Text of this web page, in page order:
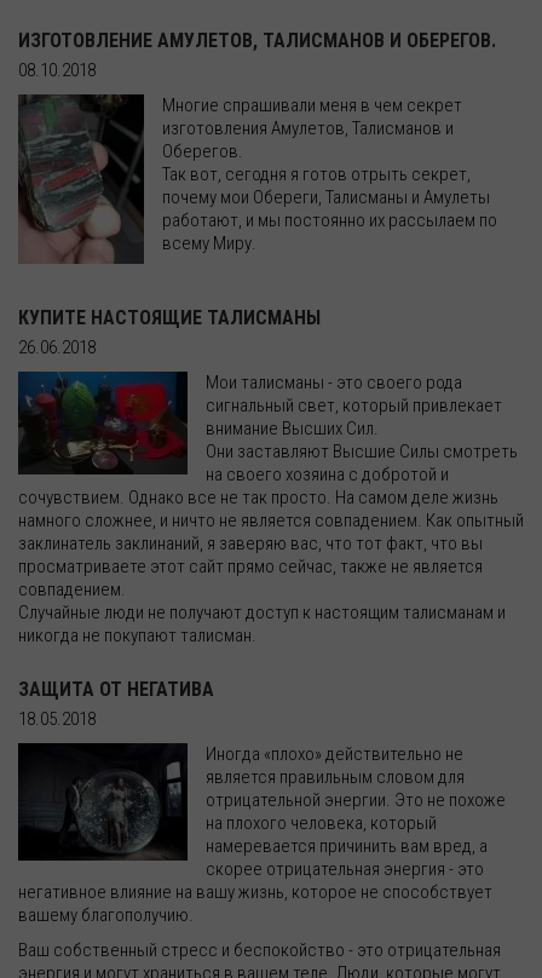
ИЗГОТОВЛЕНИЕ АМУЛЕТОВ, ТАЛИСМАНОВ И ОБЕРЕГОВ.
08.10.2018
Многие спрашивали меня в чем секрет
изготовления Амулетов, Талисманов и
Оберегов.
Так вот, сегодня я готов отрыть секрет,
почему мои Обереги, Талисманы и Амулеты
работают, и мы постоянно их рассылаем по
всему Миру.
КУПИТЕ НАСТОЯЩИЕ ТАЛИСМАНЫ
26.06.2018
Мои талисманы - это своего рода
сигнальный свет, который привлекает
внимание Высших Сил.
Они заставляют Высшие Силы смотреть
на своего хозяина с добротой и
сочувствием. Однако все не так просто. На самом деле жизнь
намного сложнее, и ничто не является совпадением. Как опытный
заклинатель заклинаний, я заверяю вас, что тот факт, что вы
просматриваете этот сайт прямо сейчас, также не является
совпадением.
Случайные люди не получают доступ к настоящим талисманам и
никогда не покупают талисман.
ЗАЩИТА ОТ НЕГАТИВА
18.05.2018
Иногда «плохо» действительно не
является правильным словом для
отрицательной энергии. Это не похоже
на плохого человека, который
намеревается причинить вам вред, а
скорее отрицательная энергия - это
негативное влияние на вашу жизнь, которое не способствует
вашему благополучию.
Ваш собственный стресс и беспокойство - это отрицательная
энергия и могут храниться в вашем теле. Люди, которые могут